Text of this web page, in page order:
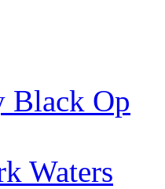
Black Op
Waters